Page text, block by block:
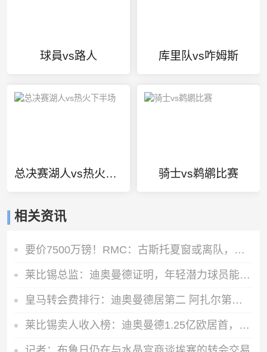
球員vs路人 库里队vs咋姆斯
总决赛湖人vs热火下半场 骑士vs鹈鹕比赛
相关资讯
要价7500万镑！RMC：古斯托夏窗或离队，曼城不愿满足切尔西要价
莱比锡总监：迪奥曼德证明，年轻潜力球员能在我们这得到巨大提升
皇马转会费排行：迪奥曼德居第二 阿扎尔第三 C罗第五 齐达内第七
莱比锡卖人收入榜：迪奥曼德1.25亿欧居首，舍什科索博奥尔莫在列